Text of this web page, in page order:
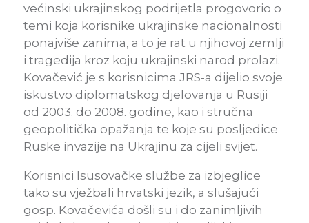
većinski ukrajinskog podrijetla progovorio o
temi koja korisnike ukrajinske nacionalnosti
ponajviše zanima, a to je rat u njihovoj zemlji
i tragedija kroz koju ukrajinski narod prolazi.
Kovačević je s korisnicima JRS-a dijelio svoje
iskustvo diplomatskog djelovanja u Rusiji
od 2003. do 2008. godine, kao i stručna
geopolitička opažanja te koje su posljedice
Ruske invazije na Ukrajinu za cijeli svijet.
Korisnici Isusovačke službe za izbjeglice
tako su vježbali hrvatski jezik, a slušajući
gosp. Kovačevića došli su i do zanimljivih